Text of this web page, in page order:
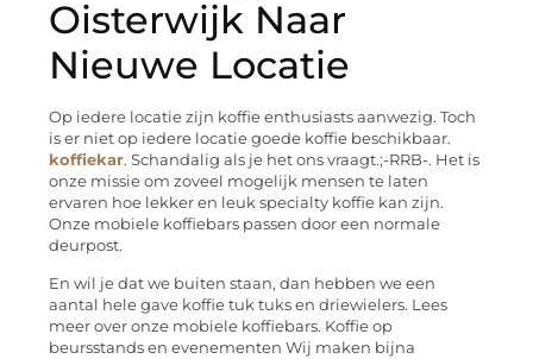
Oisterwijk Naar
Nieuwe Locatie
Op iedere locatie zijn koffie enthusiasts aanwezig. Toch
is er niet op iedere locatie goede koffie beschikbaar.
koffiekar. Schandalig als je het ons vraagt.;-RRB-. Het is
onze missie om zoveel mogelijk mensen te laten
ervaren hoe lekker en leuk specialty koffie kan zijn.
Onze mobiele koffiebars passen door een normale
deurpost.
En wil je dat we buiten staan, dan hebben we een
aantal hele gave koffie tuk tuks en driewielers. Lees
meer over onze mobiele koffiebars. Koffie op
beursstands en evenementen Wij maken bijna